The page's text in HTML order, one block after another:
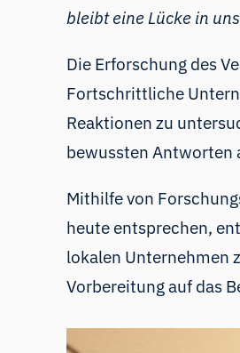
bleibt eine Lücke in
Die Erforschung des
Fortschrittliche
Reaktionen zu
bewussten Antworten
Mithilfe von
heute entsprechen,
lokalen Unternehmen
Vorbereitung auf das